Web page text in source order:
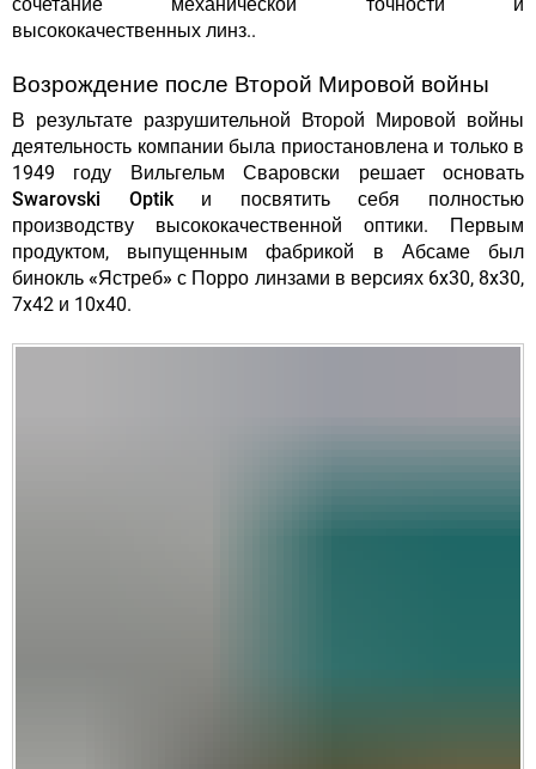
высококачественных линз..
Возрождение после Второй Мировой войны
В результате разрушительной Второй Мировой войны
деятельность компании была приостановлена и только в
1949 году Вильгельм Сваровски решает основать
Swarovski Optikи посвятить себя полностью
производству высококачественной оптики. Первым
продуктом, выпущенным фабрикой в Абсаме был
бинокль «Ястреб» с Порро линзами в версиях 6x30, 8x30,
7x42 и 10x40.